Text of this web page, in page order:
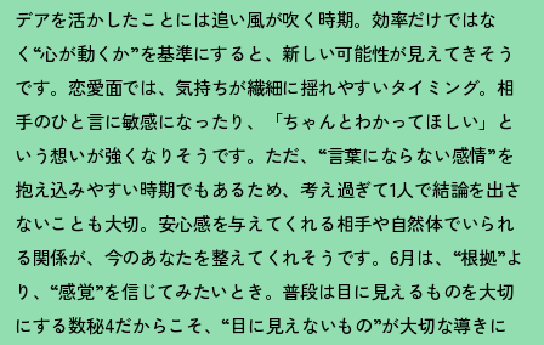
デアを活かしたことには追い風が吹く時期。効率だけではな
く “心が動くか”を基準にすると、新しい可能性が見えてきそう
です。恋愛面では、気持ちが繊細に揺れやすいタイミング。相
手のひと言に敏感になったり、「ちゃんとわかってほしい」と
いう想いが強くなりそうです。ただ、 “言葉にならない感情”を
抱え込みやすい時期でもあるため、考え過ぎて1人で結論を出さ
ないことも大切。安心感を与えてくれる相手や自然体でいられ
る関係が、今のあなたを整えてくれそうです。 6月は、 “根拠”よ
り、“感覚”を信じてみたいとき。普段は目に見えるものを大切
にする数秘4だからこそ、“目に見えないもの”が大切な導きに